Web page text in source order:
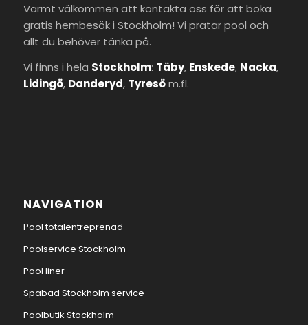
Varmt välkommen att kontakta oss för att boka
gratis hembesök i Stockholm! Vi pratar pool och
allt du behöver tänka på.
Vi finns i hela Stockholm: Täby, Enskede, Nacka,
Lidingö, Danderyd, Tyresöm.fl.
NAVIGATION
Pool totalentreprenad
Poolservice Stockholm
Pool liner
Spabad Stockholm service
Poolbutik Stockholm